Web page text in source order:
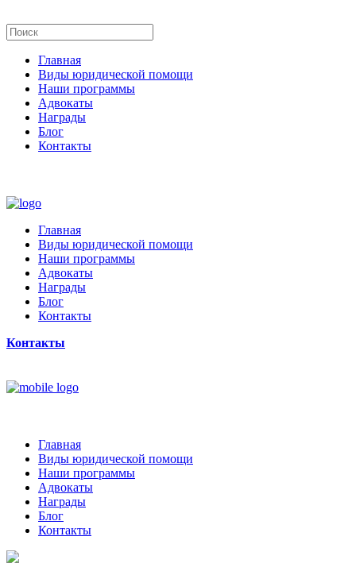
Главная
Виды юридической помощи
Наши программы
Адвокаты
Награды
Блог
Контакты
Главная
Виды юридической помощи
Наши программы
Адвокаты
Награды
Блог
Контакты
Контакты
Главная
Виды юридической помощи
Наши программы
Адвокаты
Награды
Блог
Контакты